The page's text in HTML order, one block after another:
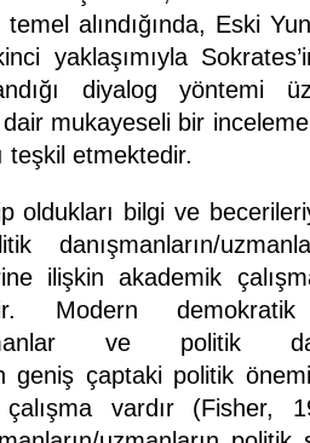
alındığında, Eski
yaklaşımıyla
diyalog yöntemi
mukayeseli bir
teşkil etmektedir.
oldukları bilgi ve
danışmanların/
ilişkin akademik
Modern
ve politik
geniş çaptaki politik
vardır (Fisher,